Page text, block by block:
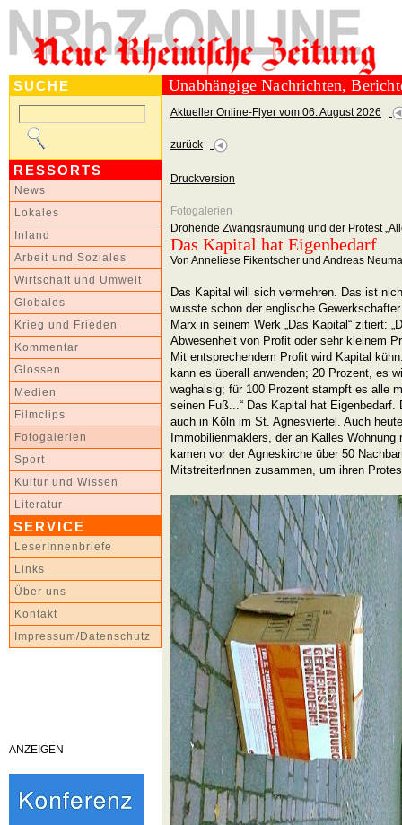
SUCHE
RESSORTS
News
Lokales
Inland
Arbeit und Soziales
Wirtschaft und Umwelt
Globales
Krieg und Frieden
Kommentar
Glossen
Medien
Filmclips
Fotogalerien
Sport
Kultur und Wissen
Literatur
SERVICE
LeserInnenbriefe
Links
Über uns
Kontakt
Impressum/Datenschutz
ANZEIGEN
Unabhängige Nachrichten,
Aktueller Online-Flyer vom 06. August 2026
zurück
Druckversion
Fotogalerien
Drohende Zwangsräumung und der Protest
Das Kapital hat Eigenbedarf
Von Anneliese Fikentscher und Andreas
Das Kapital will sich vermehren. Das ist
wusste schon der englische
Marx in seinem Werk „Das Kapital“ zitiert:
Abwesenheit von Profit oder sehr kleinem
Mit entsprechendem Profit wird Kapital
kann es überall anwenden; 20 Prozent, es
waghalsig; für 100 Prozent stampft es alle
seinen Fuß...“ Das Kapital hat
auch in Köln im St. Agnesviertel. Auch
Immobilienmaklers, der an Kalles
kamen vor der Agneskirche über 50
MitstreiterInnen zusammen, um ihren